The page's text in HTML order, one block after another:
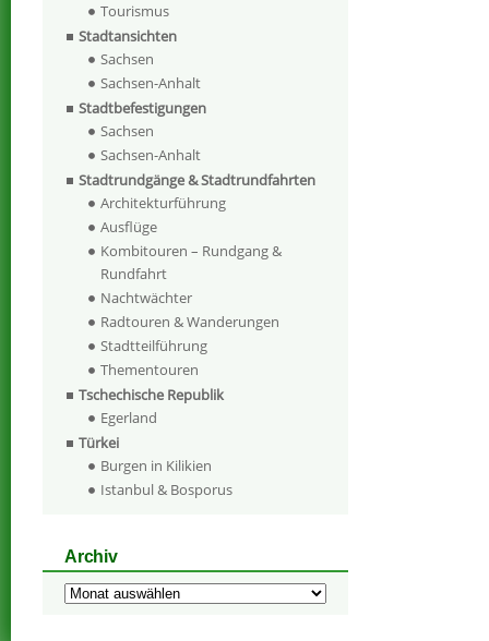
Tourismus
Stadtansichten
Sachsen
Sachsen-Anhalt
Stadtbefestigungen
Sachsen
Sachsen-Anhalt
Stadtrundgänge & Stadtrundfahrten
Architekturführung
Ausflüge
Kombitouren – Rundgang &
Rundfahrt
Nachtwächter
Radtouren & Wanderungen
Stadtteilführung
Thementouren
Tschechische Republik
Egerland
Türkei
Burgen in Kilikien
Istanbul & Bosporus
Archiv
Archiv